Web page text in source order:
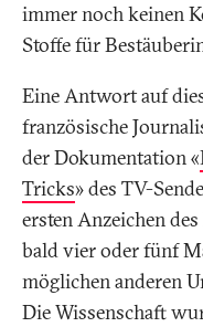
immer noch keinen
Stoffe für
Eine Antwort auf
französische
der Dokumentation «
Tricks» des TV-
ersten Anzeichen
bald vier oder fünf
möglichen anderen
Die Wissenschaft